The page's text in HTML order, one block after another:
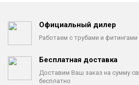
Официальный дилер
Работаем с трубами и фитингами
Бесплатная доставка
Доставим Ваш заказ на сумму
бесплатно